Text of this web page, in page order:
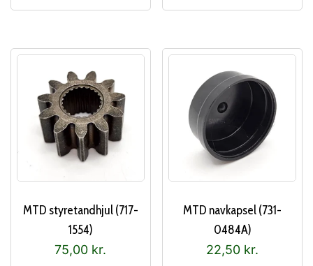
MTD styretandhjul (717-
1554)
75,00 kr.
MTD navkapsel (731-
0484A)
22,50 kr.